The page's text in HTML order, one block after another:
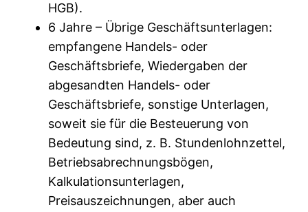
HGB).
6 Jahre – Übrige Geschäftsunterlagen:
empfangene Handels- oder
Geschäftsbriefe, Wiedergaben der
abgesandten Handels- oder
Geschäftsbriefe, sonstige Unterlagen,
soweit sie für die Besteuerung von
Bedeutung sind, z. B. Stundenlohnzettel,
Betriebsabrechnungsbögen,
Kalkulationsunterlagen,
Preisauszeichnungen, aber auch